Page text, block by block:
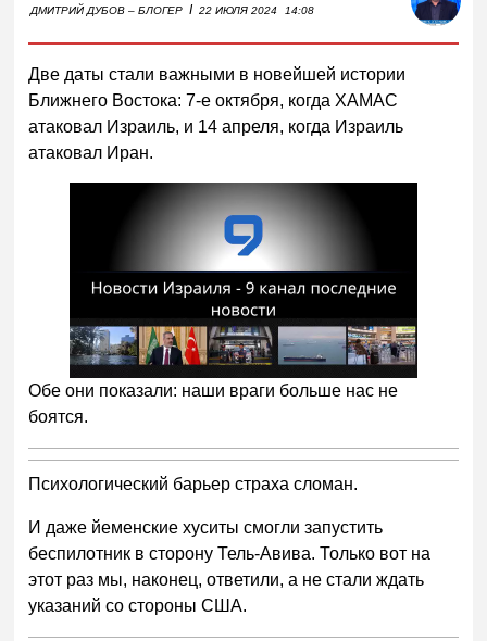
ДМИТРИЙ ДУБОВ – БЛОГЕР I 22 ИЮЛЯ 2024 14:08
Две даты стали важными в новейшей истории
Ближнего Востока: 7-е октября, когда ХАМАС
атаковал Израиль, и 14 апреля, когда Израиль
атаковал Иран.
Обе они показали: наши враги больше нас не
боятся.
Психологический барьер страха сломан.
И даже йеменские хуситы смогли запустить
беспилотник в сторону Тель-Авива. Только вот на
этот раз мы, наконец, ответили, а не стали ждать
указаний со стороны США.